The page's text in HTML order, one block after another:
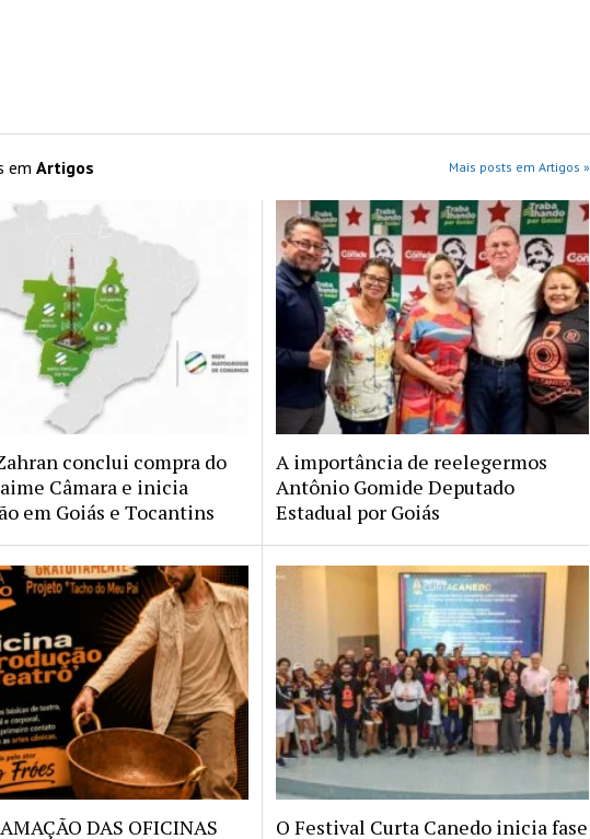
emArtigos Mais posts em Artigos »
conclui compra do
Câmara e inicia
em Goiás e Tocantins
A importância de reelegermos
Antônio Gomide Deputado
Estadual por Goiás
DAS OFICINAS
O Festival Curta Canedo inicia fase